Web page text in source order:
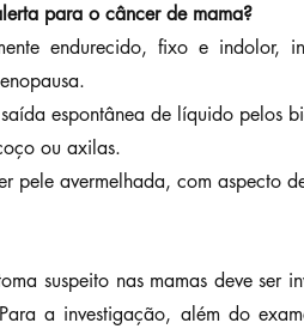
para o câncer de mama?
endurecido, fixo e indolor,
espontânea de líquido pelos
ou axilas.
pele avermelhada, com aspecto
suspeito nas mamas deve
a investigação, além do